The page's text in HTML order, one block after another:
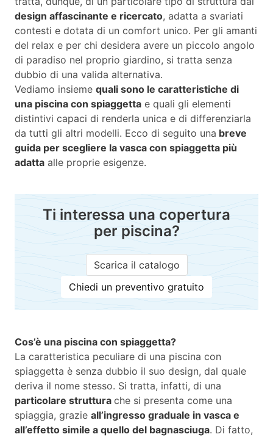
design affascinante e ricercato, adatta a svariati
contesti e dotata di un comfort unico. Per gli amanti
del relax e per chi desidera avere un piccolo angolo
di paradiso nel proprio giardino, si tratta senza
dubbio di una valida alternativa.
Vediamo insieme quali sono le caratteristiche di
una piscina con spiaggetta e quali gli elementi
distintivi capaci di renderla unica e di differenziarla
da tutti gli altri modelli. Ecco di seguito una breve
guida per scegliere la vasca con spiaggetta più
adatta alle proprie esigenze.
Ti interessa una copertura
per piscina?
Scarica il catalogo
Chiedi un preventivo gratuito
Cos’è una piscina con spiaggetta?
La caratteristica peculiare di una piscina con
spiaggetta è senza dubbio il suo design, dal quale
deriva il nome stesso. Si tratta, infatti, di una
particolare struttura che si presenta come una
spiaggia, grazie all’ingresso graduale in vasca e
all’effetto simile a quello del bagnasciuga. Di fatto,